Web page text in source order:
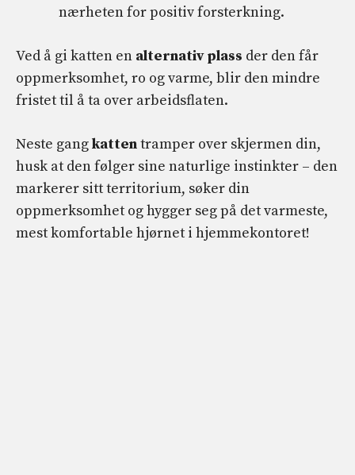
nærheten for positiv forsterkning.
Ved å gi katten en alternativ plass der den får
oppmerksomhet, ro og varme, blir den mindre
fristet til å ta over arbeidsflaten.
Neste gangkattentramper over skjermen din,
husk at den følger sine naturlige instinkter – den
markerer sitt territorium, søker din
oppmerksomhet og hygger seg på det varmeste,
mest komfortable hjørnet i hjemmekontoret!